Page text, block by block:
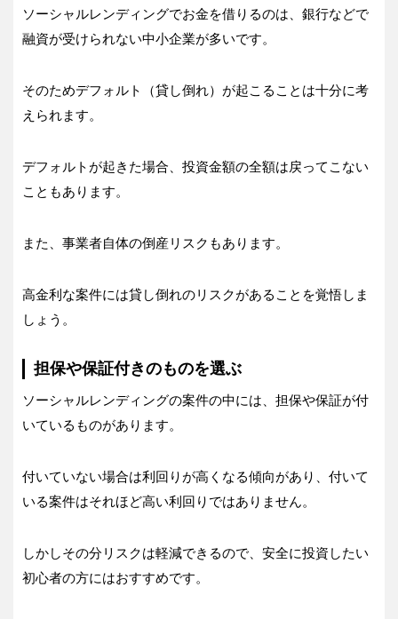
ソーシャルレンディングでお金を借りるのは、銀行などで
融資が受けられない中小企業が多いです。
そのためデフォルト（貸し倒れ）が起こることは十分に考
えられます。
デフォルトが起きた場合、投資金額の全額は戻ってこない
こともあります。
また、事業者自体の倒産リスクもあります。
高金利な案件には貸し倒れのリスクがあることを覚悟しま
しょう。
担保や保証付きのものを選ぶ
ソーシャルレンディングの案件の中には、担保や保証が付
いているものがあります。
付いていない場合は利回りが高くなる傾向があり、付いて
いる案件はそれほど高い利回りではありません。
しかしその分リスクは軽減できるので、安全に投資したい
初心者の方にはおすすめです。